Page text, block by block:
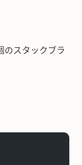
のスタックブラ